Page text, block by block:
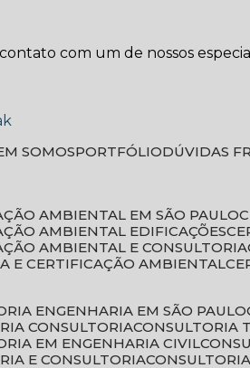
com um de nossos
SOMOS PORTFÓLIO DÚVIDAS
AMBIENTAL EM SÃO PAULO
AMBIENTAL EDIFICAÇÕES
AMBIENTAL E CONSULTORIA
E CERTIFICAÇÃO AMBIENTAL
ENGENHARIA EM SÃO PAULO
CONSULTORIA CONSULTORIA
EM ENGENHARIA CIVIL
E CONSULTORIA